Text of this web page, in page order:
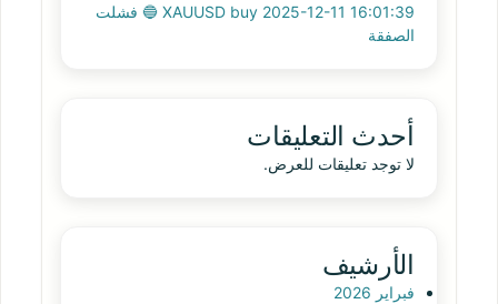
XAUUSD buy 2025-12-11 16:01:39 🔵 فشلت
الصفقة
أحدث التعليقات
لا توجد تعليقات للعرض.
الأرشيف
فبراير 2026